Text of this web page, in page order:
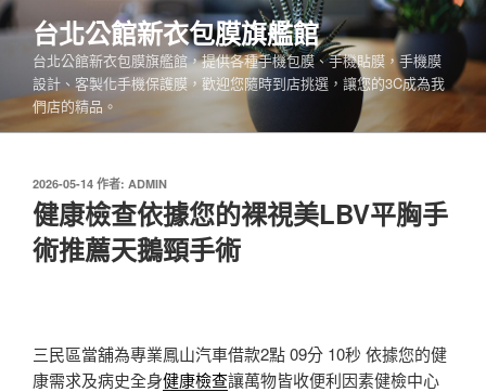
跳
至
內
台北公館新衣包膜旗艦館
台北公館新衣包膜旗艦館，提供各種手機包膜、手機貼膜，手機膜
設計、客製化手機保護膜，歡迎您隨時到店挑選，讓您的3C成為我
們店的精品。
發
佈
於
2026-05-14 作者: ADMIN
健康檢查依據您的裸視美LBV平胸手
術推薦天鵝頸手術
三民區當舖為專業鳳山汽車借款2點 09分 10秒 依據您的健
康需求及病史全身健康檢查讓萬物皆收便利因素健檢中心